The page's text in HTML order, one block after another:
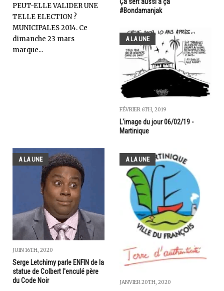
PEUT-ELLE VALIDER UNE
TELLE ELECTION ?
MUNICIPALES 2014. Ce
dimanche 23 mars
marque...
Ça sert aussi à ça
#Bondamanjak
A LA UNE
FÉVRIER 6TH, 2019
L'image du jour 06/02/19 -
Martinique
A LA UNE
JUIN 16TH, 2020
Serge Letchimy parle ENFIN de la
statue de Colbert l'enculé père
du Code Noir
A LA UNE
JANVIER 20TH, 2020